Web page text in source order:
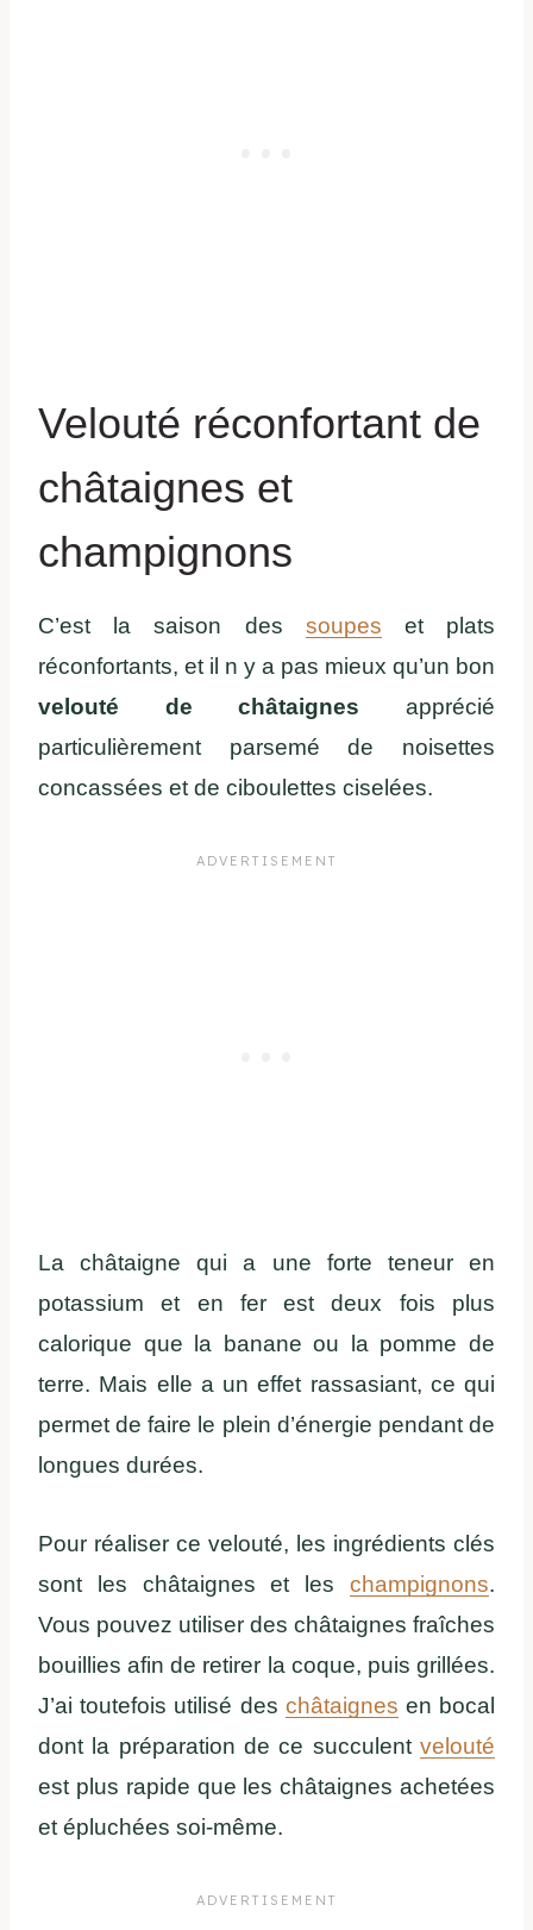
Velouté réconfortant de
châtaignes et
champignons
C’est la saison des soupes et plats
réconfortants, et il n y a pas mieux qu’un bon
velouté de châtaignes apprécié
particulièrement parsemé de noisettes
concassées et de ciboulettes ciselées.
La châtaigne qui a une forte teneur en
potassium et en fer est deux fois plus
calorique que la banane ou la pomme de
terre. Mais elle a un effet rassasiant, ce qui
permet de faire le plein d’énergie pendant de
longues durées.
Pour réaliser ce velouté, les ingrédients clés
sont les châtaignes et les champignons.
Vous pouvez utiliser des châtaignes fraîches
bouillies afin de retirer la coque, puis grillées.
J’ai toutefois utilisé des châtaignes en bocal
dont la préparation de ce succulent velouté
est plus rapide que les châtaignes achetées
et épluchées soi-même.